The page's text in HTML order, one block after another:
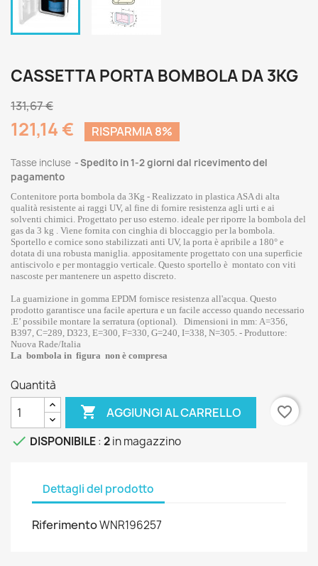
CASSETTA PORTA BOMBOLA DA 3KG
131,67 €
121,14 € RISPARMIA 8%
Tasse incluse
Spedito in 1-2 giorni dal ricevimento del
pagamento
Contenitore porta bombola da 3Kg - Realizzato in plastica ASA di alta
qualità resistente ai raggi UV, al fine di fornire resistenza agli urti e ai
solventi chimici. Progettato per uso esterno. ideale per riporre la bombola del
gas da 3 kg . Viene fornita con cinghia di bloccaggio per la bombola.
Sportello e cornice sono stabilizzati anti UV, la porta è apribile a 180° e
dotata di una robusta maniglia. appositamente progettato con una superficie
antiscivolo e per montaggio verticale. Questo sportello è montato con viti
nascoste per mantenere un aspetto discreto.
La guarnizione in gomma EPDM fornisce resistenza all'acqua. Questo
prodotto garantisce una facile apertura e un facile accesso quando necessario
.E’ possibile montare la serratura (optional). Dimensioni in mm: A=356,
B397, C=289, D323, E=300, F=330, G=240, I=338, N=305. - Produttore:
Nuova Rade/Italia
La bombola in figura non è compresa
Quantità
 AGGIUNGI AL CARRELLO
favorite_border
 DISPONIBILE: 2in magazzino
Dettagli del prodotto
RiferimentoWNR196257